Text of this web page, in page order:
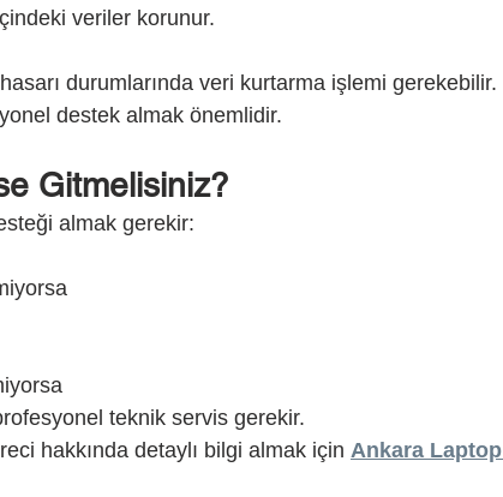
veriler korunur.
durumlarında veri kurtarma işlemi gerekebilir.
destek almak önemlidir.
Gitmelisiniz?
almak gerekir:
teknik servis gerekir.
hakkında detaylı bilgi almak için Ankara Laptop